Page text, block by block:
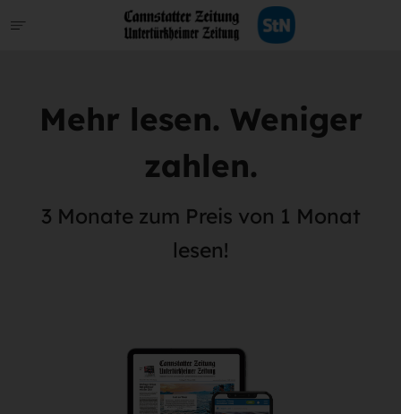
Mehr lesen. Weniger
zahlen.
3 Monate zum Preis von 1 Monat
lesen!